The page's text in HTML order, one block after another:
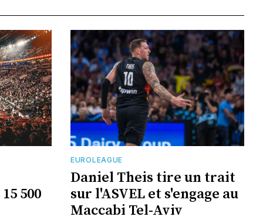
500
EUROLEAGUE
Daniel Theis tire un trait
sur l'ASVEL et s'engage au
Maccabi Tel-Aviv